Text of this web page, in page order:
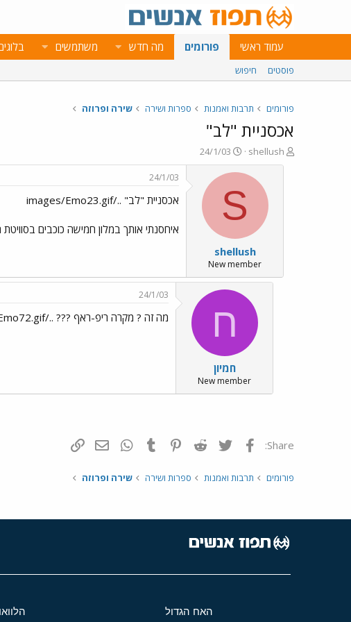
עמוד ראשי פורומים מה חדש משתמשים
פוסטים חיפוש
פורומים תרבות ואמנות ספרות ושירה שירה ופרוזה
אכסניית "לב"
פ
ו
shellush
פ
ו
ר
ס
ם
ב
א
ר
י
ך
24/1/03
S
shellush
New member
24/1/03
אכסניית "לב" ../images/Emo23.gif
איחסנתי אותך במלון חמישה כוכבים
ח
חמיון
New member
24/1/03
מה זה ? מקרה ריפ-ראף ??? ../images/Emo6.gif../images/Emo72.gif
Share: פייסבוק Twitter
Reddit
Pinterest
Tumblr
WhatsAppדואר אלקטרוני
פורומים תרבות ואמנות ספרות ושירה שירה ופרוזה
האח הגדול